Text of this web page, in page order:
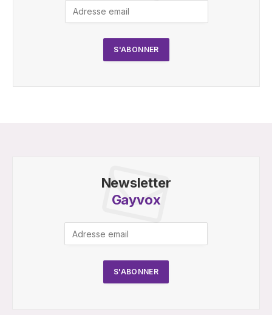
Newsletter
Gayvox